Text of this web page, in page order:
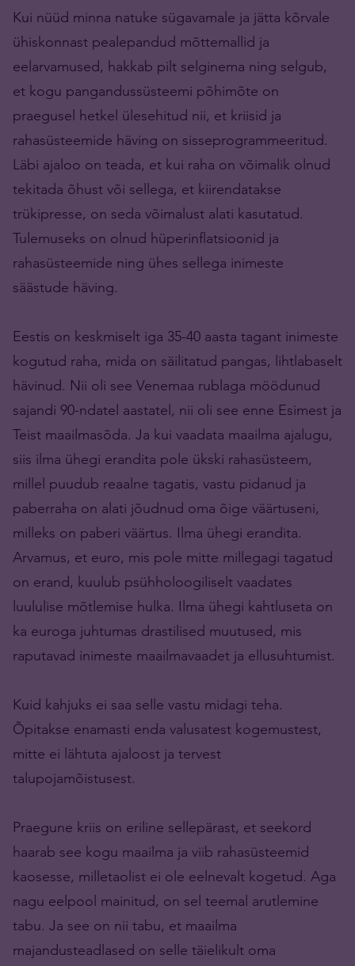
Kui nüüd minna natuke sügavamale ja jätta kõrvale
ühiskonnast pealepandud mõttemallid ja
eelarvamused, hakkab pilt selginema ning selgub,
et kogu pangandussüsteemi põhimõte on
praegusel hetkel ülesehitud nii, et kriisid ja
rahasüsteemide häving on sisseprogrammeeritud.
Läbi ajaloo on teada, et kui raha on võimalik olnud
tekitada õhust või sellega, et kiirendatakse
trükipresse, on seda võimalust alati kasutatud.
Tulemuseks on olnud hüperinflatsioonid ja
rahasüsteemide ning ühes sellega inimeste
säästude häving.
Eestis on keskmiselt iga 35-40 aasta tagant inimeste
kogutud raha, mida on säilitatud pangas, lihtlabaselt
hävinud. Nii oli see Venemaa rublaga möödunud
sajandi 90-ndatel aastatel, nii oli see enne Esimest ja
Teist maailmasõda. Ja kui vaadata maailma ajalugu,
siis ilma ühegi erandita pole ükski rahasüsteem,
millel puudub reaalne tagatis, vastu pidanud ja
paberraha on alati jõudnud oma õige väärtuseni,
milleks on paberi väärtus. Ilma ühegi erandita.
Arvamus, et euro, mis pole mitte millegagi tagatud
on erand, kuulub psühholoogiliselt vaadates
luululise mõtlemise hulka. Ilma ühegi kahtluseta on
ka euroga juhtumas drastilised muutused, mis
raputavad inimeste maailmavaadet ja ellusuhtumist.
Kuid kahjuks ei saa selle vastu midagi teha.
Õpitakse enamasti enda valusatest kogemustest,
mitte ei lähtuta ajaloost ja tervest
talupojamõistusest.
Praegune kriis on eriline sellepärast, et seekord
haarab see kogu maailma ja viib rahasüsteemid
kaosesse, milletaolist ei ole eelnevalt kogetud. Aga
nagu eelpool mainitud, on sel teemal arutlemine
tabu. Ja see on nii tabu, et maailma
majandusteadlased on selle täielikult oma